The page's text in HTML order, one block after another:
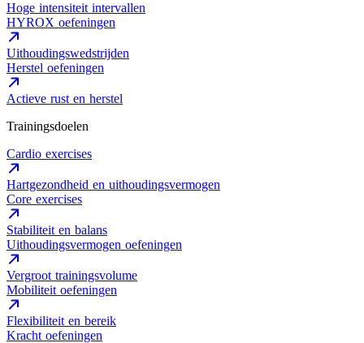
Hoge intensiteit intervallen
HYROX oefeningen
Uithoudingswedstrijden
Herstel oefeningen
Actieve rust en herstel
Trainingsdoelen
Cardio exercises
Hartgezondheid en uithoudingsvermogen
Core exercises
Stabiliteit en balans
Uithoudingsvermogen oefeningen
Vergroot trainingsvolume
Mobiliteit oefeningen
Flexibiliteit en bereik
Kracht oefeningen